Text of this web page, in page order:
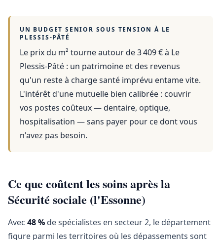
UN BUDGET SENIOR SOUS TENSION À LE
PLESSIS-PÂTÉ
Le prix du m² tourne autour de 3 409 €à Le
Plessis-Pâté : un patrimoine et des revenus
qu'un reste à charge santé imprévu entame vite.
L'intérêt d'une mutuelle bien calibrée : couvrir
vos postes coûteux — dentaire, optique,
hospitalisation — sans payer pour ce dont vous
n'avez pas besoin.
Ce que coûtent les soins après la
Sécurité sociale (l'Essonne)
Avec 48 % de spécialistes en secteur 2, le département
figure parmi les territoires où les dépassements sont